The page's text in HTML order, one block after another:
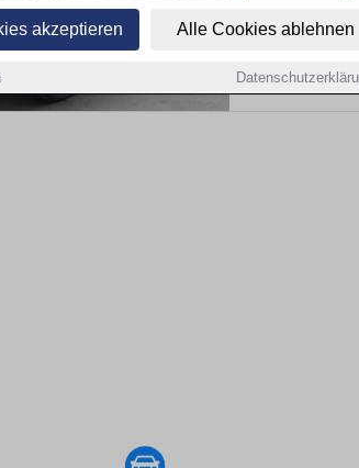
akzeptieren Alle Cookies ablehnen